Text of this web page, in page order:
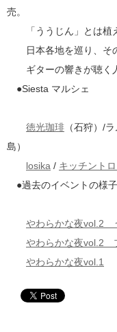
売。
「ううじん」とは植え
日本各地を巡り、そ
ギターの響きが聴く人
●Siesta マルシェ
徳光珈琲 （石狩）/
島）
losika / キッチント
●過去のイベントの様子
やわらかな夜vol.2
やわらかな夜vol.2
やわらかな夜vol.1